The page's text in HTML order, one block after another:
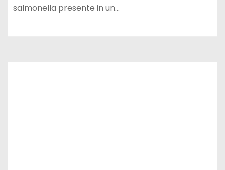
salmonella presente in un…